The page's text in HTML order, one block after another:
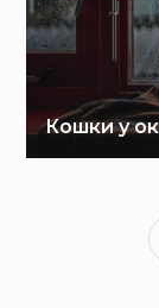
Кошки у